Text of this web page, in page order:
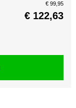
€ 99,95
€ 122,63